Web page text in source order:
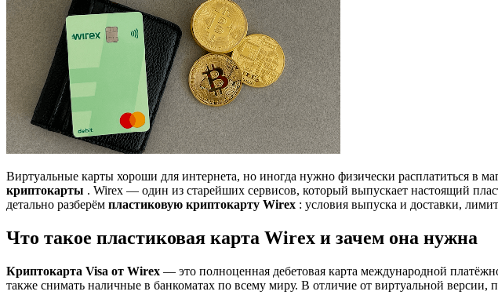
Виртуальные карты хороши для интернета, но иногда нужно физически расплатиться в
криптокарты . Wirex — один из старейших сервисов, который выпускает настоящий
детально разберём пластиковую криптокарту Wirex : условия выпуска и доставки,
Что такое пластиковая карта Wirex и зачем она нужна
Криптокарта Visa от Wirex — это полноценная дебетовая карта международной
также снимать наличные в банкоматах по всему миру. В отличие от виртуальной версии,